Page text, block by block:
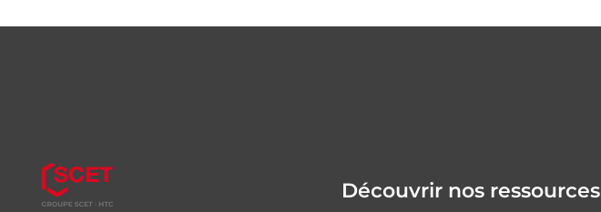
Découvrir nos ressources